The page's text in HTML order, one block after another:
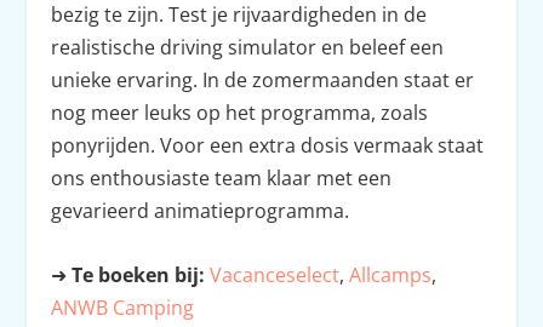
bezig te zijn. Test je rijvaardigheden in de
realistische driving simulator en beleef een
unieke ervaring. In de zomermaanden staat er
nog meer leuks op het programma, zoals
ponyrijden. Voor een extra dosis vermaak staat
ons enthousiaste team klaar met een
gevarieerd animatieprogramma.
➜ Te boeken bij: Vacanceselect,Allcamps,
ANWB Camping